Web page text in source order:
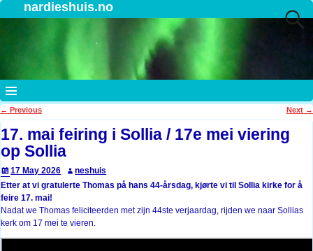
nardieshuis.no
Post navigation
← Previous Next →
17. mai feiring i Sollia / 17e mei viering
op Sollia
17 May 2026
neshuis
Etter at vi gratulerte Thomas på hans 44-årsdag, kjørte vi til Sollia kirke for å
feire 17. mai!
Nadat we Thomas feliciteerden met zijn 44ste verjaardag, rijden we naar Sollias
kerk om 17 mei te vieren.